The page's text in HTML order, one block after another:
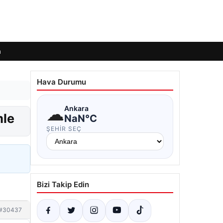
Hava Durumu
☁Ankara
NaN°C
ŞEHIR SEÇ
Bizi Takip Edin